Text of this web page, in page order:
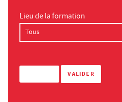
Lieu de la formation